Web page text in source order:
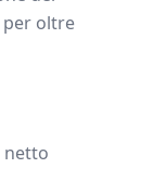
per oltre
netto